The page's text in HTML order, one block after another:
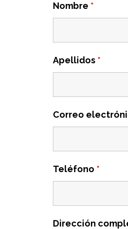
Nombre *
Apellidos *
Correo
Teléfono *
Dirección